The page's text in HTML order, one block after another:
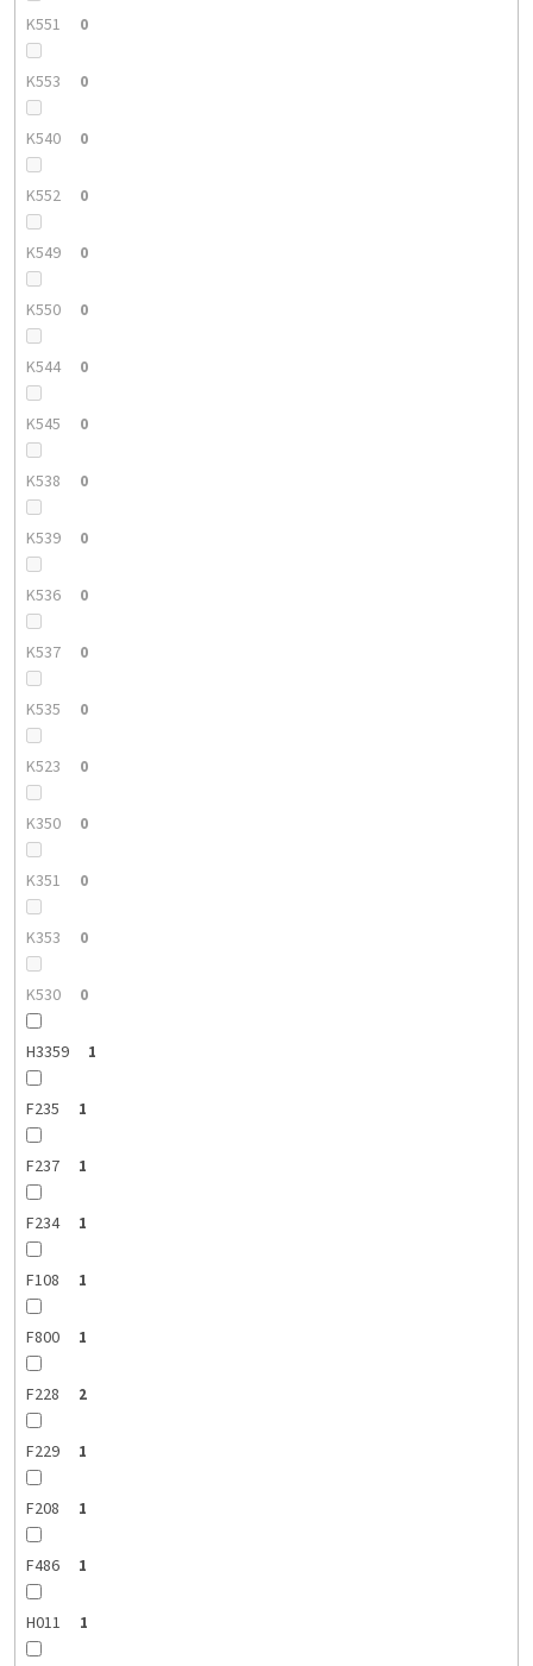
K551 0
K553 0
K540 0
K552 0
K549 0
K550 0
K544 0
K545 0
K538 0
K539 0
K536 0
K537 0
K535 0
K523 0
K350 0
K351 0
K353 0
K530 0
H3359 1
F235 1
F237 1
F234 1
F108 1
F800 1
F228 2
F229 1
F208 1
F486 1
H011 1